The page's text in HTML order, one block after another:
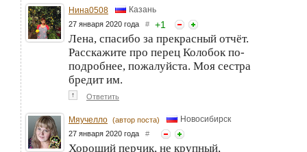
Нина0508 Казань
27 января 2020 года # +1
Лена, спасибо за прекрасный отчёт.
Расскажите про перец Колобок по-
подробнее, пожалуйста. Моя сестра
бредит им.
↑ Ответить
Мяучелло (автор поста) Новосибирск
27 января 2020 года #
Хороший перчик, не крупный,